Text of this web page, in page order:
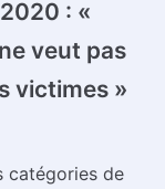
: «
veut pas
victimes »
catégories de